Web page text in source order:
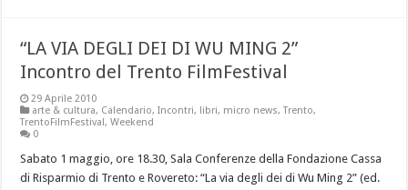
“LA VIA DEGLI DEI DI WU MING 2”
Incontro del Trento FilmFestival
29 Aprile 2010
arte & cultura, Calendario,Incontri, libri, micro news,Trento,
TrentoFilmFestival,Weekend
0
Sabato 1 maggio, ore 18.30, Sala Conferenze della Fondazione Cassa
di Risparmio di Trento e Rovereto: “La via degli dei di Wu Ming 2” (ed.